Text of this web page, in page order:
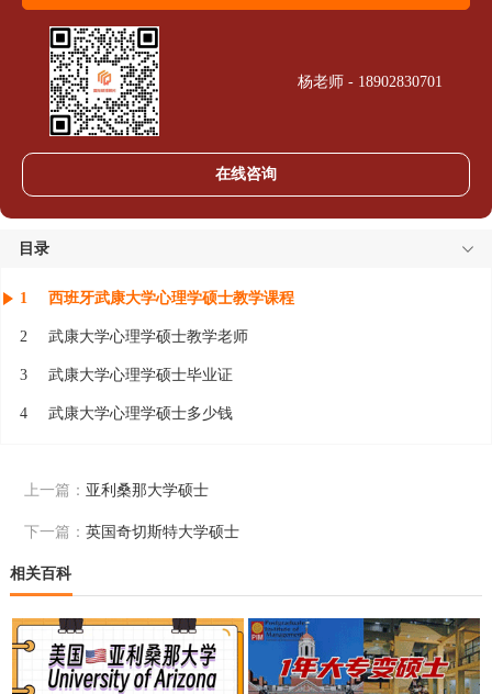
杨老师 - 18902830701
在线咨询
目录
1 西班牙武康大学心理学硕士教学课程
2 武康大学心理学硕士教学老师
3 武康大学心理学硕士毕业证
4 武康大学心理学硕士多少钱
上一篇： 亚利桑那大学硕士
下一篇：英国奇切斯特大学硕士
相关百科